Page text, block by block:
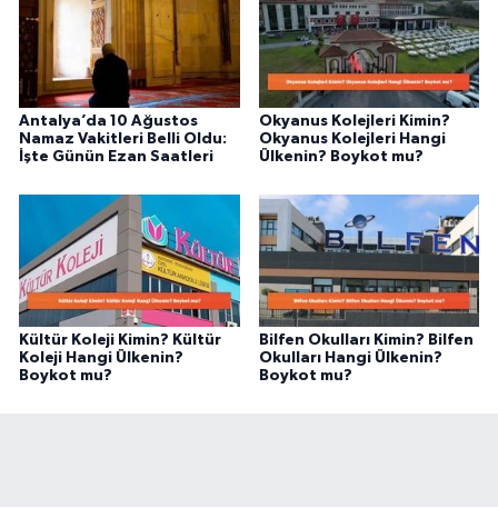
Antalya’da 10 Ağustos
Namaz Vakitleri Belli Oldu:
İşte Günün Ezan Saatleri
Okyanus Kolejleri Kimin?
Okyanus Kolejleri Hangi
Ülkenin? Boykot mu?
Kültür Koleji Kimin? Kültür
Koleji Hangi Ülkenin?
Boykot mu?
Bilfen Okulları Kimin? Bilfen
Okulları Hangi Ülkenin?
Boykot mu?